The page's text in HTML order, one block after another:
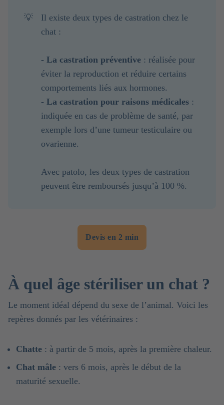
💡
Il existe deux types de castration chez le
chat :
- La castration préventive : réalisée pour
éviter la reproduction et réduire certains
comportements liés aux hormones.
- La castration pour raisons médicales :
indiquée en cas de problème de santé, par
exemple lors d’une tumeur testiculaire ou
ovarienne.
Avec patolo, les deux types de castration
peuvent être remboursés jusqu’à 100 %.
Devis en 2 min
À quel âge stériliser un chat ?
Le moment idéal dépend du sexe de l’animal. Voici les
repères donnés par les vétérinaires :
Chatte : à partir de 5 mois, après la première chaleur.
Chat mâle : vers 6 mois, après le début de la
maturité sexuelle.